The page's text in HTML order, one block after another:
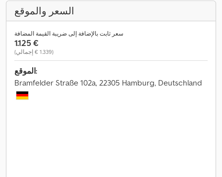
السعر والموقع
سعر ثابت بالإضافة إلى ضريبة القيمة المضافة
‏1.125 €
(‏1.339 € إجمالي)
الموقع:
Bramfelder Straße 102a, 22305 Hamburg, Deutschland